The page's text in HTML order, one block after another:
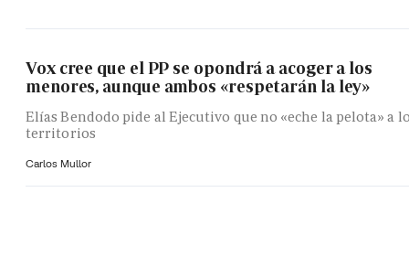
Vox cree que el PP se opondrá a acoger a los
menores, aunque ambos «respetarán la ley»
Elías Bendodo pide al Ejecutivo que no «eche la pelota» a
territorios
Carlos Mullor